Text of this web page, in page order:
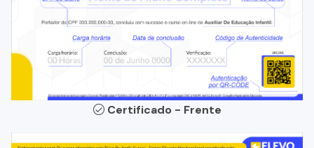
Certificado - Frente